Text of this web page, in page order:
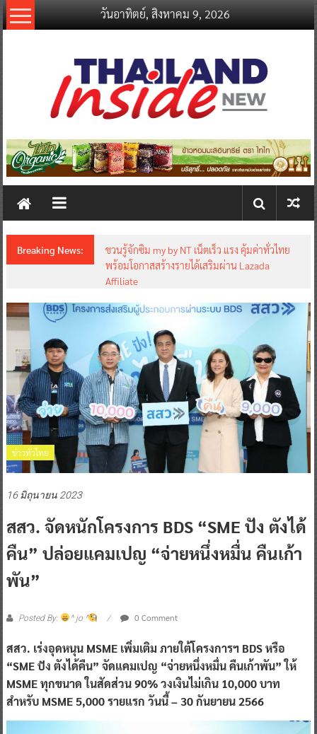
Skip
to
วันอาทิตย์, สิงหาคม 9, 2026
thailandinsidenew.com
Thailand
New
Breaking News:
ชวนรู้จักซิม my by NT เน็ตเร็ว แรง คุ้มค่าทั่วไทย
พร้อมโอกาสสร้างรายได้เสริมผ่าน Lazada
Affiliate
ข่าวทั่วไทย
16 มิถุนายน 2023
สสว. จัดหนักโครงการ BDS “SME ปัง ตังได้
คืน” ปล่อยแคมเปญ “จ่ายหนึ่งหมื่น คืนเก้า
พัน”
Posted By: ^ jo ^ 0 Comment
สสว. เร่งอุดหนุน MSME เพิ่มเติม ภายใต้โครงการฯ BDS หรือ
“SME ปัง ตังได้คืน” จัดแคมเปญ “จ่ายหนึ่งหมื่น คืนเก้าพัน” ให้
MSME ทุกขนาด ในสัดส่วน 90% วงเงินไม่เกิน 10,000 บาท
สำหรับ MSME 5,000 รายแรก วันนี้ – 30 กันยายน 2566